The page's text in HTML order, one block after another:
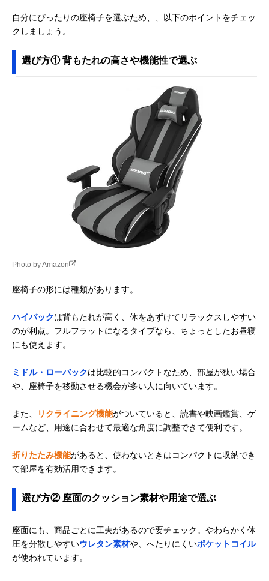
MEIKOH HOME
TEC 腰の神様がく
ZMLX1-アロー
人気シリーズの第
3弾！約150cmの
幅63×奥行96～
154×高さ14～
転座椅子 Mawaru
弾力があって疲れ
にくい快適な座り
心地
東谷(Azumaya-kk)
もこもこワイドリ
クライナー FKC-
005
ソファ代わりにも
なる2人掛け座椅
子
タンスのゲン へた
りにくいポケット
コイル 座椅子
15210040
ポケットコイル＆
立体クッション採
用モデル
AKRacing 極坐 V2
ゲーミング座椅子
楽に向きを変えら
れる回転式ゲーミ
Amazonで見る
‎山善(YAMAZEN)
優しい座椅子
Amazonで見る
セルタン
(Cellutane) 食パン
おいしそうでかわ
いいデザインが魅
幅45×奥行54～
87×高さ11～
自分にぴったりの座椅子を選ぶため、、以下のポイントをチェッ
クしましょう。
選び方① 背もたれの高さや機能性で選ぶ
Photo by Amazon
座椅子の形には種類があります。
ハイバックは背もたれが高く、体をあずけてリラックスしやすい
のが利点。フルフラットになるタイプなら、ちょっとしたお昼寝
にも使えます。
ミドル・ローバックは比較的コンパクトなため、部屋が狭い場合
や、座椅子を移動させる機会が多い人に向いています。
また、 リクライニング機能がついていると、読書や映画鑑賞、ゲ
ームなど、用途に合わせて最適な角度に調整できて便利です。
折りたたみ機能があると、使わないときはコンパクトに収納でき
て部屋を有効活用できます。
選び方② 座面のクッション素材や用途で選ぶ
座面にも、商品ごとに工夫があるので要チェック。やわらかく体
圧を分散しやすいウレタン素材や、へたりにくいポケットコイル
が使われています。